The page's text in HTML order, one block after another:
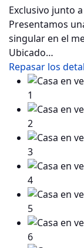
Exclusivo junto
Presentamos
singular en el
Ubicado…
Repasar los